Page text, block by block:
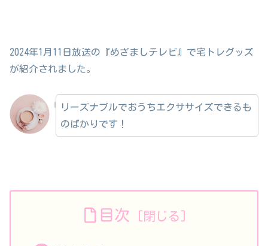
2024年1月11日放送の『めざましテレビ』で宅トレグッズ
が紹介されました。
リーズナブルでおうちエクササイズできるも
のばかりです！
目次